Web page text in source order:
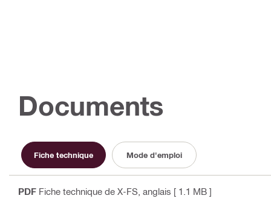
Documents
Fiche technique Mode d'emploi
PDF Fiche technique de X-FS , anglais [ 1.1 MB ]